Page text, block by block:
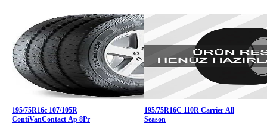
195/75R16c 107/105R
ContiVanContact Ap 8Pr
195/75R16C 110R Carrier All
Season